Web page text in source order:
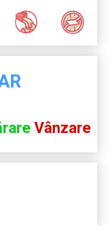
Vânzare